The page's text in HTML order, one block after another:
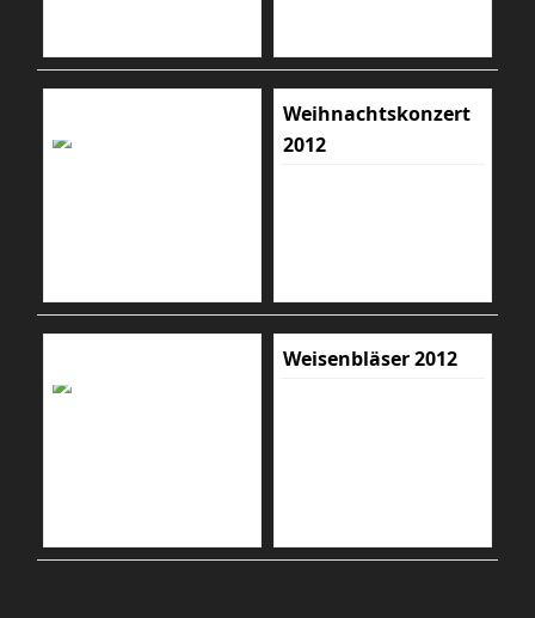
Weihnachtskonzert
2012
Weisenbläser 2012